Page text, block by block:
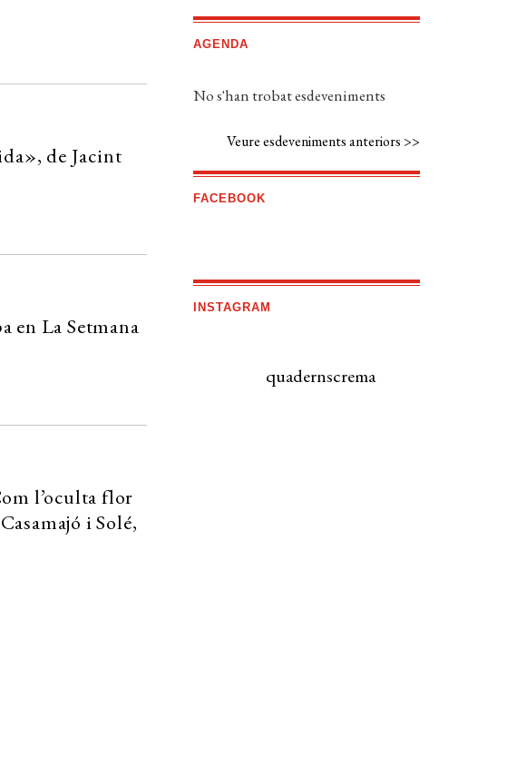
de Jacint
en La Setmana
l’oculta flor
i Solé,
AGENDA
No s'han trobat esdeveniments
Veure esdeveniments anteriors >>
FACEBOOK
INSTAGRAM
quadernscrema